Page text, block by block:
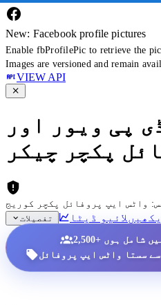
New: Facebook profile pictures
Enable fbProfilePic to retrieve the
Images are versioned and remain
VIEW API
پی ویور اور
پکچر چیکر
واٹس ایپ پروفائل پکچر کوریج
تفصیلات
لائیو ڈیٹا